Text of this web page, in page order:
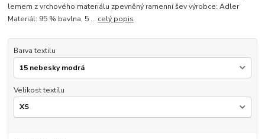
lemem z vrchového materiálu zpevněný ramenní šev výrobce: Adler
Materiál: 95 % bavlna, 5 ... celý popis
Barva textilu
Velikost textilu